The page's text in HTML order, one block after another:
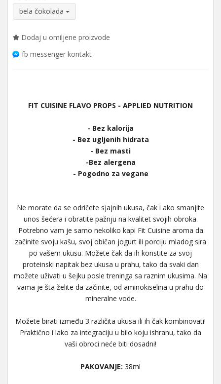
bela čokolada
Dodaj u omiljene proizvode
fb messenger kontakt
FIT CUISINE FLAVO PROPS - APPLIED NUTRITION
- Bez kalorija
- Bez ugljenih hidrata
- Bez masti
-Bez alergena
- Pogodno za vegane
Ne morate da se odričete sjajnih ukusa, čak i ako smanjite
unos šećera i obratite pažnju na kvalitet svojih obroka.
Potrebno vam je samo nekoliko kapi Fit Cuisine aroma da
začinite svoju kašu, svoj običan jogurt ili porciju mladog sira
po vašem ukusu. Možete čak da ih koristite za svoj
proteinski napitak bez ukusa u prahu, tako da svaki dan
možete uživati u šejku posle treninga sa raznim ukusima. Na
vama je šta želite da začinite, od aminokiselina u prahu do
mineralne vode.
Možete birati između 3 različita ukusa ili ih čak kombinovati!
Praktično i lako za integraciju u bilo koju ishranu, tako da
vaši obroci neće biti dosadni!
PAKOVANJE: 38ml